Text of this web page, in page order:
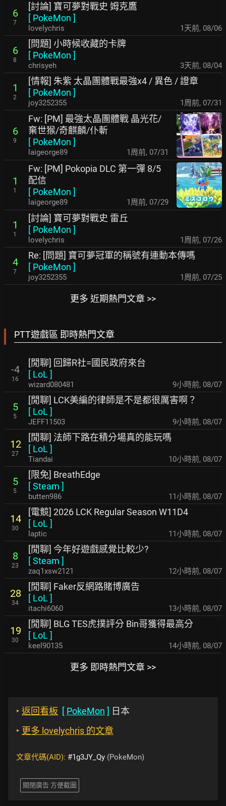
6
7
[討論] 寶可夢對戰史 姆克鷹
[ PokeMon ]
lovelychris 1天前, 08/06
6
8
[問題] 小時候收藏的卡牌
[ PokeMon ]
chrisyeh 3天前, 08/04
1
2
[情報] 朱紫 太晶團體戰最強x4 / 異色 / 證章
[ PokeMon ]
joy3252355 1周前, 07/31
6
9
Fw: [PM] 最強太晶團體戰 晶光花/
棄世猴/奇麒麟/仆斬
[ PokeMon ]
laigeorge89 1周前, 07/31
1
1
Fw: [PM] Pokopia DLC 第一彈 8/5
配信
[ PokeMon ]
laigeorge89 1周前, 07/29
1
1
[討論] 寶可夢對戰史 雷丘
[ PokeMon ]
lovelychris 1周前, 07/26
4
7
Re: [問題] 寶可夢冠軍的稱號有連動本傳嗎
[ PokeMon ]
joy3252355 1周前, 07/25
更多 近期熱門文章 >>
PTT遊戲區 即時熱門文章
-4
16
[閒聊] 回歸R社=國民政府來台
[ LoL ]
wizard080481 9小時前, 08/07
5
5
[閒聊] LCK美編的律師是不是都很厲害啊？
[ LoL ]
JEFF11503 9小時前, 08/07
12
27
[閒聊] 法師下路在積分場真的能玩嗎
[ LoL ]
Tiandai 10小時前, 08/07
5
5
[限免] BreathEdge
[Steam ]
butten986 11小時前, 08/07
14
30
[電競] 2026 LCK Regular Season W11D4
[ LoL ]
laptic 11小時前, 08/07
8
23
[閒聊] 今年好遊戲感覺比較少?
[Steam ]
zaq1xsw2121 12小時前, 08/07
28
34
[閒聊] Faker反網路賭博廣告
[ LoL ]
itachi6060 13小時前, 08/07
19
30
[閒聊] BLG TES虎撲評分 Bin哥獲得最高分
[ LoL ]
keel90135 14小時前, 08/07
更多 即時熱門文章 >>
‣ 返回看板 [ PokeMon ] 日本
‣ 更多 lovelychris 的文章
文章代碼(AID): #1g3JY_Qy (PokeMon)
關閉廣告 方便截圖